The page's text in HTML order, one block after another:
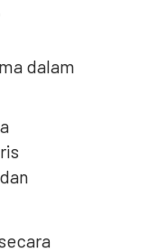
dalam